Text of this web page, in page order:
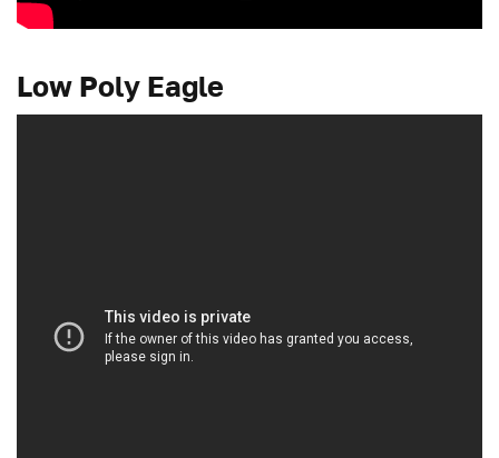
Low Poly Eagle